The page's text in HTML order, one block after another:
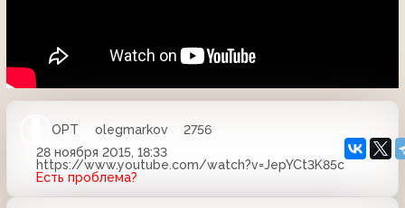
ОРТ olegmarkov
2756
28 ноября 2015, 18:33
https://www.youtube.com/watch?v=JepYCt3K85c
Есть проблема?